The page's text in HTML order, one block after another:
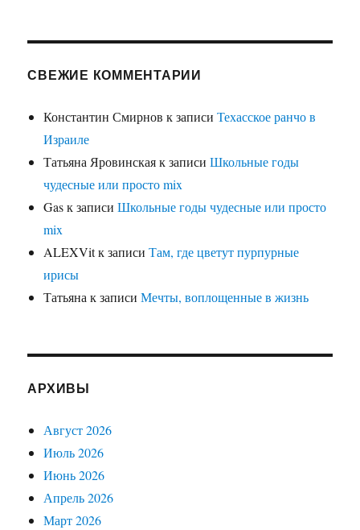
СВЕЖИЕ КОММЕНТАРИИ
Константин Смирнов к записиТехасское ранчо в
Израиле
Татьяна Яровинскаяк записиШкольные годы
чудесные или просто mix
Gasк записиШкольные годы чудесные или просто
mix
ALEXVitк записиТам, где цветут пурпурные
ирисы
Татьянак записиМечты, воплощенные в жизнь
АРХИВЫ
Август 2026
Июль 2026
Июнь 2026
Апрель 2026
Март 2026